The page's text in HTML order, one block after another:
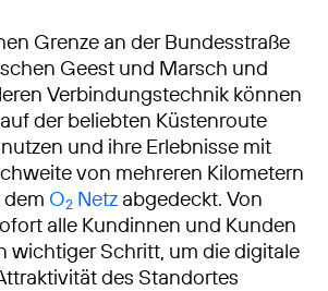
Grenze an der Bundesstraße
Geest und Marsch und
Verbindungstechnik können
der beliebten Küstenroute
und ihre Erlebnisse mit
von mehreren Kilometern
O2 Netz abgedeckt. Von
alle Kundinnen und Kunden
wichtiger Schritt, um die digitale
des Standortes